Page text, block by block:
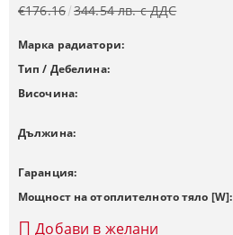
€176.16 344.54 лв. с ДДС
Марка радиатори:
Тип / Дебелина:
Височина:
Дължина:
Гаранция:
Мощност на отоплителното тяло [W]:
Добави в желани